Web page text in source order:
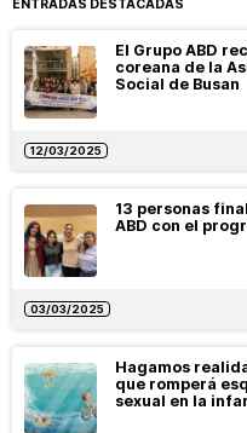
ENTRADAS DESTACADAS
El Grupo ABD
coreana de la
Social de Busan
12/03/2025
13 personas
ABD con el
03/03/2025
Hagamos
que romperá
sexual en la